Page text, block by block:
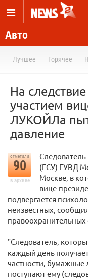
Авто
Лучшее Горячее
На
участием
ЛУКОЙЛа
давление
отметили
90
в архиве
Следователь
(ГСУ) ГУВД
Москве, в
вице-
подвергается
неизвестных,
правоохранительных
"Следователь,
каждый день
частности, бумажные
поступают ему